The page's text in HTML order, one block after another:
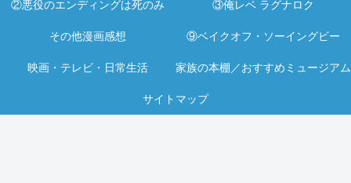
②悪役のエンディングは死のみ ③俺レベ ラグナロク
その他漫画感想 ⑨ベイクオフ・ソーイングビー
映画・テレビ・日常生活 家族の本棚／おすすめミュージアム
サイトマップ